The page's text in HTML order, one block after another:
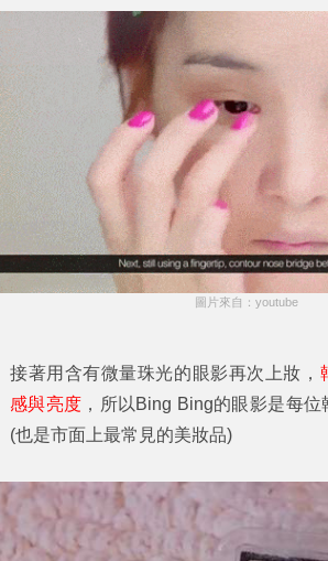
圖片來自：youtube
接著用含有微量珠光的眼影再次上妝，
感與亮度 ，所以Bing Bing的眼影是每位
(也是市面上最常見的美妝品)